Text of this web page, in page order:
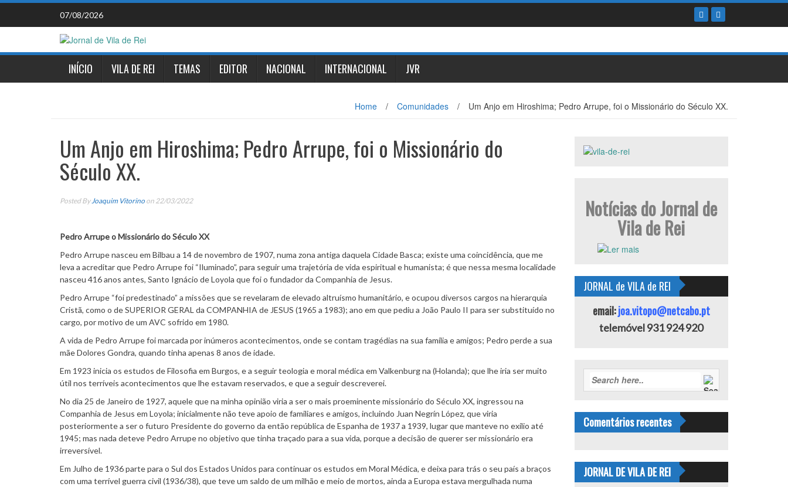
Skip
content
07/08/2026
INÍCIO VILA DE REI TEMAS EDITOR NACIONAL INTERNACIONAL JVR
Home / Comunidades / Um Anjo em Hiroshima; Pedro Arrupe, foi o Missionário do Século XX.
Um Anjo em Hiroshima; Pedro Arrupe, foi o Missionário do
Século XX.
Posted By Joaquim Vitorino on 22/03/2022
Pedro Arrupe o Missionário do Século XX
Pedro Arrupe nasceu em Bilbau a 14 de novembro de 1907, numa zona antiga daquela Cidade Basca; existe uma coincidência, que me
leva a acreditar que Pedro Arrupe foi “Iluminado”, para seguir uma trajetória de vida espiritual e humanista; é que nessa mesma localidade
nasceu 416 anos antes, Santo Ignácio de Loyola que foi o fundador da Companhia de Jesus.
Pedro Arrupe “foi predestinado” a missões que se revelaram de elevado altruísmo humanitário, e ocupou diversos cargos na hierarquia
Cristã, como o de SUPERIOR GERAL da COMPANHIA de JESUS (1965 a 1983); ano em que pediu a João Paulo II para ser substituído no
cargo, por motivo de um AVC sofrido em 1980.
A vida de Pedro Arrupe foi marcada por inúmeros acontecimentos, onde se contam tragédias na sua família e amigos; Pedro perde a sua
mãe Dolores Gondra, quando tinha apenas 8 anos de idade.
Em 1923 inicia os estudos de Filosofia em Burgos, e a seguir teologia e moral médica em Valkenburg na (Holanda); que lhe iria ser muito
útil nos terríveis acontecimentos que lhe estavam reservados, e que a seguir descreverei.
No dia 25 de Janeiro de 1927, aquele que na minha opinião viria a ser o mais proeminente missionário do Século XX, ingressou na
Companhia de Jesus em Loyola; inicialmente não teve apoio de familiares e amigos, incluindo Juan Negrín López, que viria
posteriormente a ser o futuro Presidente do governo da então república de Espanha de 1937 a 1939, lugar que manteve no exílio até
1945; mas nada deteve Pedro Arrupe no objetivo que tinha traçado para a sua vida, porque a decisão de querer ser missionário era
irreversível.
Em Julho de 1936 parte para o Sul dos Estados Unidos para continuar os estudos em Moral Médica, e deixa para trás o seu país a braços
com uma terrível guerra civil (1936/38), que teve um saldo de um milhão e meio de mortos, ainda a Europa estava mergulhada numa
Notícias do Jornal de
Vila de Rei
JORNAL de VILA de REI
email:joa.vitopo@netcabo.pt
telemóvel 931 924 920
Comentários recentes
JORNAL DE VILA DE REI